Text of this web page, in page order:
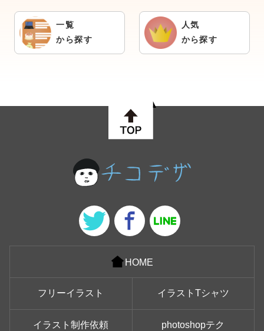
一覧
から探す
人気
から探す
HOME
フリーイラスト イラストTシャツ
イラスト制作依頼 photoshopテク